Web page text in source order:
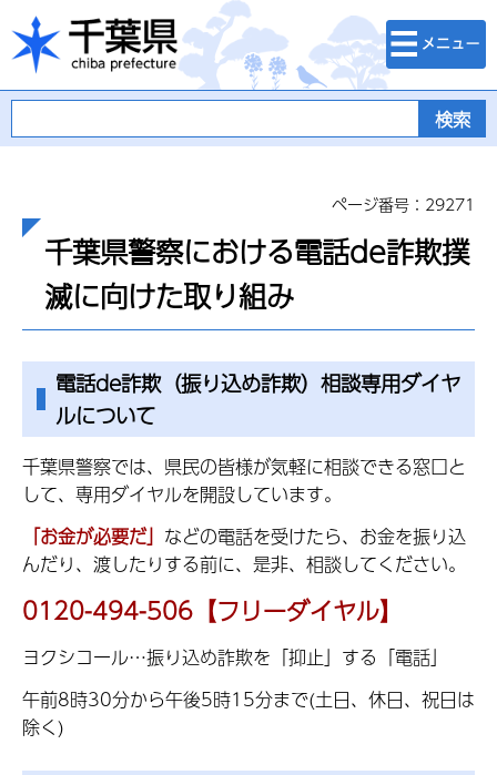
千葉県
検索・メニュ
ー
ページ番号：29271
千葉県警察における電話de詐欺撲
滅に向けた取り組み
電話de詐欺（振り込め詐欺）相談専用ダイヤ
ルについて
千葉県警察では、県民の皆様が気軽に相談できる窓口と
して、専用ダイヤルを開設しています。
「お金が必要だ」 などの電話を受けたら、お金を振り込
んだり、渡したりする前に、是非、相談してください。
0120-494-506【フリーダイヤル】
ヨクシコール…振り込め詐欺を「抑止」する「電話」
午前8時30分から午後5時15分まで(土日、休日、祝日は
除く)